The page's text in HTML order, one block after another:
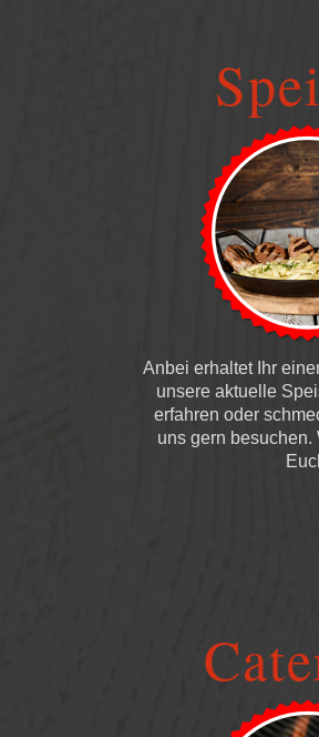
Anbei erhaltet Ihr
unsere aktuelle
erfahren oder
uns gern besuchen.